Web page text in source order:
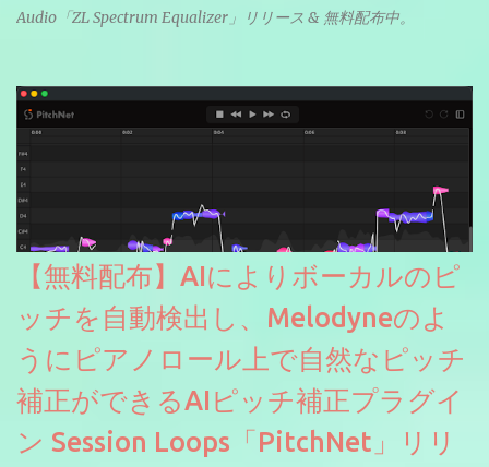
Audio「ZL Spectrum Equalizer」リリース & 無料配布中。
【無料配布】AIによりボーカルのピ
ッチを自動検出し、Melodyneのよ
うにピアノロール上で自然なピッチ
補正ができるAIピッチ補正プラグイ
ン Session Loops「PitchNet」リリ